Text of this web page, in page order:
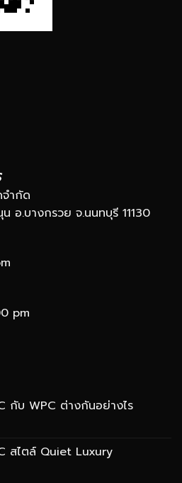
จำกัด
อ.บางกรวย จ.นนทบุรี 11130
pm
กับ WPC ต่างกันอย่างไร
สไตล์ Quiet Luxury